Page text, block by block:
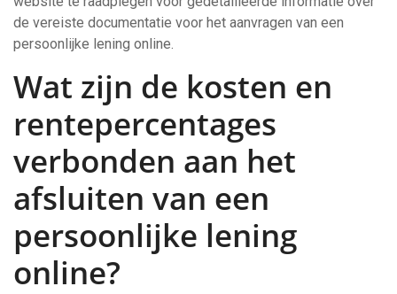
de vereiste documentatie voor het aanvragen van een
persoonlijke lening online.
Wat zijn de kosten en
rentepercentages
verbonden aan het
afsluiten van een
persoonlijke lening
online?